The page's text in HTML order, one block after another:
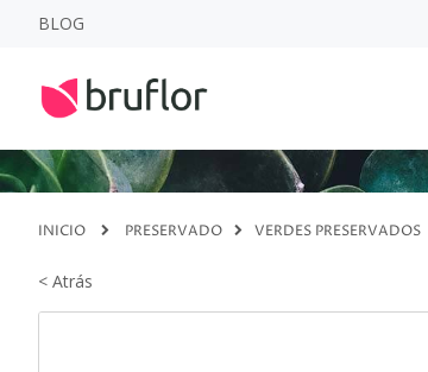
BLOG
INICIO PRESERVADO VERDES PRESERVADOS
< Atrás